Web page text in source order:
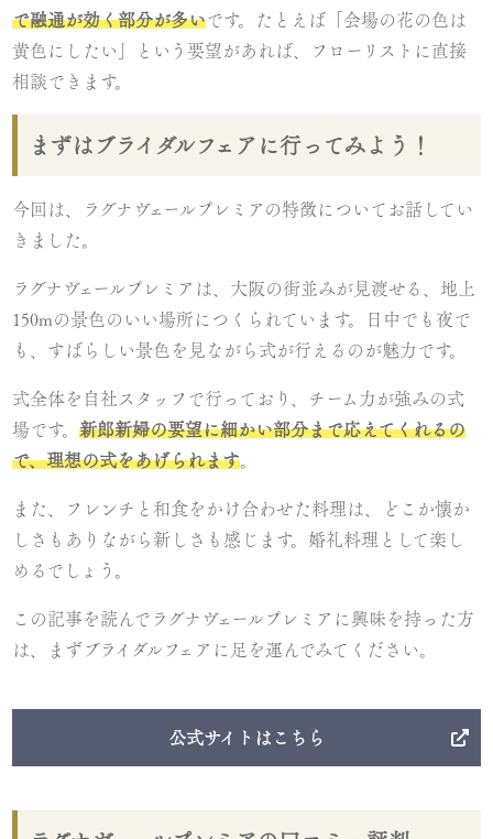
で融通が効く部分が多いです。たとえば「会場の花の色は
黄色にしたい」という要望があれば、フローリストに直接
相談できます。
まずはブライダルフェアに行ってみよう！
今回は、ラグナヴェールプレミアの特徴についてお話してい
きました。
ラグナヴェールプレミアは、大阪の街並みが見渡せる、地上
150mの景色のいい場所につくられています。日中でも夜で
も、すばらしい景色を見ながら式が行えるのが魅力です。
式全体を自社スタッフで行っており、チーム力が強みの式
場です。新郎新婦の要望に細かい部分まで応えてくれるの
で、理想の式をあげられます。
また、フレンチと和食をかけ合わせた料理は、どこか懐か
しさもありながら新しさも感じます。婚礼料理として楽し
めるでしょう。
この記事を読んでラグナヴェールプレミアに興味を持った方
は、まずブライダルフェアに足を運んでみてください。
公式サイトはこちら